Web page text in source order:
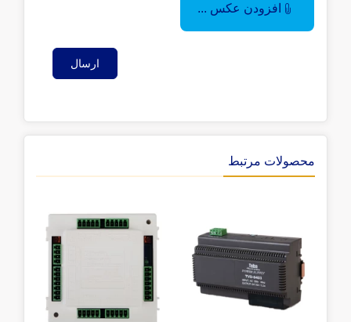
افزودن عکس ...
ارسال
محصولات مرتبط